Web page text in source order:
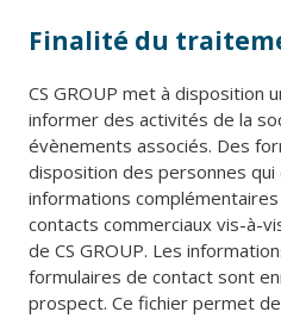
Finalité du
CS GROUP met à disposition
informer des activités de la
évènements associés. Des
disposition des personnes
informations
contacts commerciaux vis-à-
de CS GROUP. Les
formulaires de contact sont
prospect. Ce fichier permet